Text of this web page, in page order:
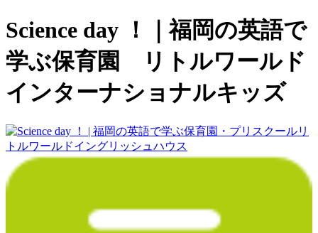
Science day ！｜福岡の英語で
学ぶ保育園 リトルワールド
インターナショナルキッズ